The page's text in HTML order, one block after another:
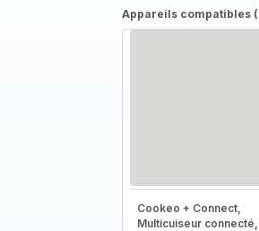
Appareils compatibles
Cookeo + Connect,
Multicuiseur